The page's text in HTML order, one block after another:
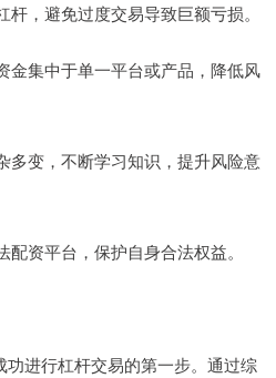
，避免过度交易导致巨额亏损。
金集中于单一平台或产品，降低风
多变，不断学习知识，提升风险意
资平台，保护自身合法权益。
进行杠杆交易的第一步。通过综